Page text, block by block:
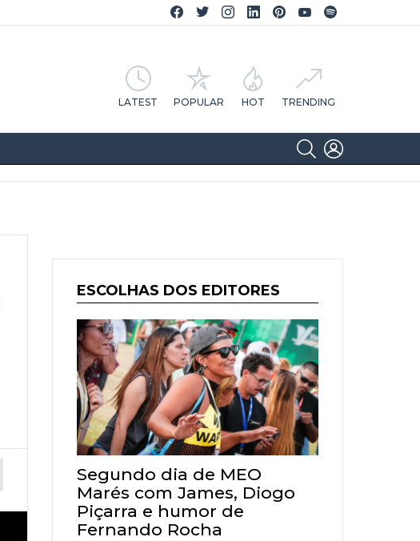
Facebook CA Notícias
Twitter CA Notícias
Instagram CA Notícias
Linkedin CA Notícias
Pinterest CA Notícias
YouTube CA Notícias
LATEST POPULAR HOT TRENDING
SEARCH
ESCOLHAS DOS EDITORES
Segundo dia de MEO
Marés com James, Diogo
Piçarra e humor de
Fernando Rocha